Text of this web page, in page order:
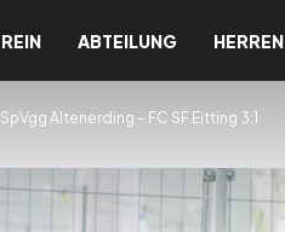
ABTEILUNG HERREN
Altenerding – FC SF Eitting 3:1